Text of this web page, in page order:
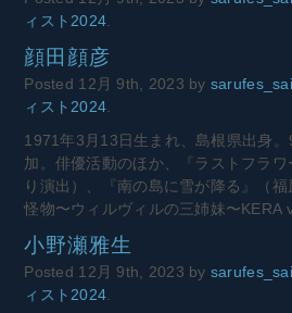
ィスト2024.
顔田顔彦
Posted 12月 9th, 2023 by
ィスト2024.
1971年3月13日生まれ、島根県出身
加。俳優活動のほか、『ラストフラ
り演出）、『南の島に雪が降る』（
怪物〜ウィルヴィルの三姉妹〜KERA
小野瀬雅生
Posted 12月 9th, 2023 by
ィスト2024.